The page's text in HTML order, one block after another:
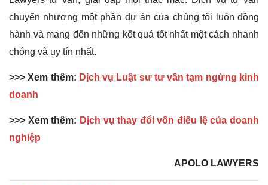
chuyển nhượng một phần dự án của chúng tôi luôn đồng
hành và mang đến những kết quả tốt nhất một cách nhanh
chóng và uy tín nhất.
>>> Xem thêm: Dịch vụ Luật sư tư vấn tạm ngừng kinh
doanh
>>> Xem thêm: Dịch vụ thay đổi vốn điều lệ của doanh
nghiệp
APOLO LAWYERS